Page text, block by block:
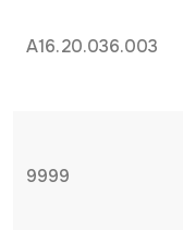
A16.20.036.003
9999